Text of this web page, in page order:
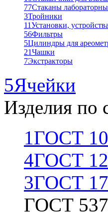
77Стаканы
3Тройники
11Установки, устройства
56Фильтры
5Цилиндры для
21Чашки
7Экстракторы
5Ячейки
Изделия по
1ГОСТ
4ГОСТ
3ГОСТ
ГОСТ